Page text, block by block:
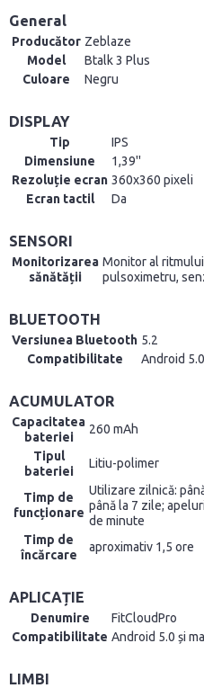
General
Producător Zeblaze
Model
Btalk 3 Plus
Culoare
Negru
DISPLAY
Tip
IPS
Dimensiune
1,39''
Rezoluție ecran 360x360 pixeli
Ecran tactil
Da
SENSORI
Monitorizarea
sănătății
Monitor al
pulsoximetru,
BLUETOOTH
Versiunea Bluetooth 5.2
Compatibilitate
Android
ACUMULATOR
Capacitatea
bateriei
260 mAh
Tipul
bateriei
Litiu-polimer
Timp de
funcționare
Utilizare zilnică:
până la 7 zile;
de minute
Timp de
încărcare
aproximativ 1,5 ore
APLICAȚIE
Denumire
FitCloudPro
Compatibilitate Android 5.0 și
LIMBI